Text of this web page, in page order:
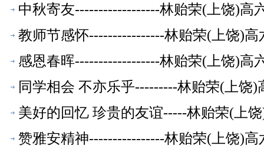
中秋寄友------------------林贻荣(上饶)高
教师节感怀----------------林贻荣(上饶)高
感恩春晖------------------林贻荣(上饶)高
同学相会 不亦乐乎---------林贻荣(上饶)
美好的回忆 珍贵的友谊-----林贻荣(上
赞雅安精神----------------林贻荣(上饶)高